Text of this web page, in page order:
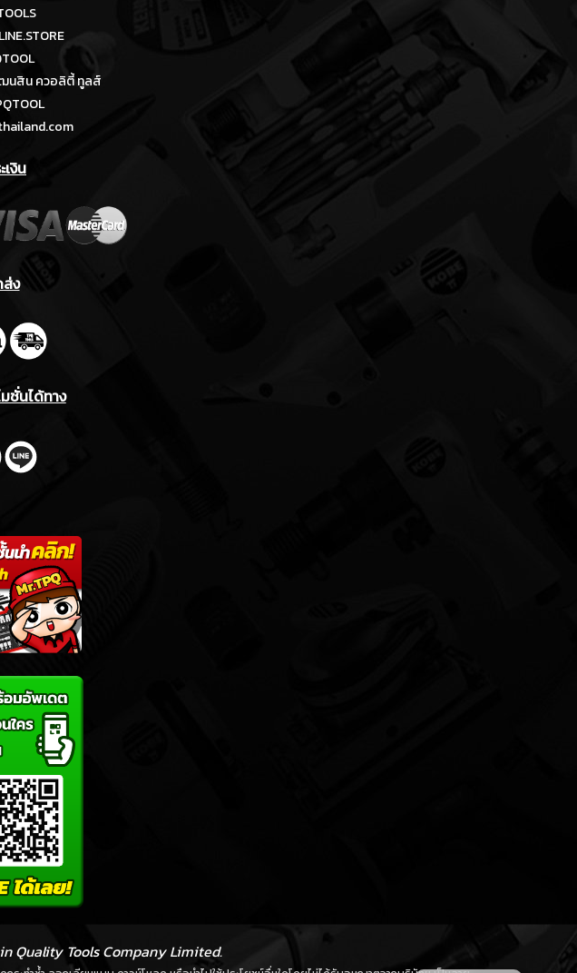
นสิน ควอลิตี้ ทูลส์
เงิน
ง
ชั่นได้ทาง
Quality Tools Company Limited.